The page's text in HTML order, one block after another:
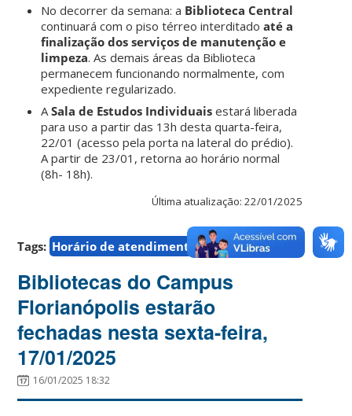
No decorrer da semana: a Biblioteca Central
continuará com o piso térreo interditadoaté a
finalização dos serviços de manutenção e
limpeza. As demais áreas da Biblioteca
permanecem funcionando normalmente, com
expediente regularizado.
ASala de Estudos Individuaisestará liberada
para uso a partir das 13h desta quarta-feira,
22/01 (acesso pela porta na lateral do prédio).
A partir de 23/01, retorna ao horário normal
(8h- 18h).
Última atualização: 22/01/2025
Tags: Horário de atendimento
Bibliotecas do Campus
Florianópolis estarão
fechadas nesta sexta-feira,
17/01/2025
16/01/2025 18:32